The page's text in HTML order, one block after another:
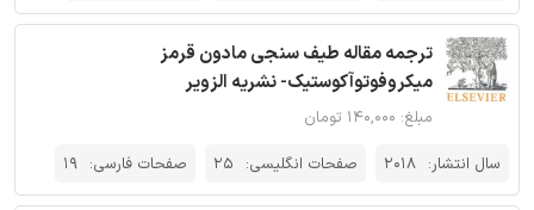
ترجمه مقاله طیف سنجی مادون قرمز
میکروفوتوآکوستیک- نشریه الزویر
مبلغ: ۱۴۰,۰۰۰ تومان
سال انتشار: 2018 صفحات انگلیسی: 25 صفحات فارسی: 19